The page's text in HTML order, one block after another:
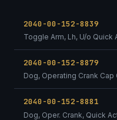
2040-00-152-8839
Toggle Arm, Lh, U/o Quick
2040-00-152-8879
Dog, Operating Crank Cap
2040-00-152-8881
Dog, Oper. Crank, Quick